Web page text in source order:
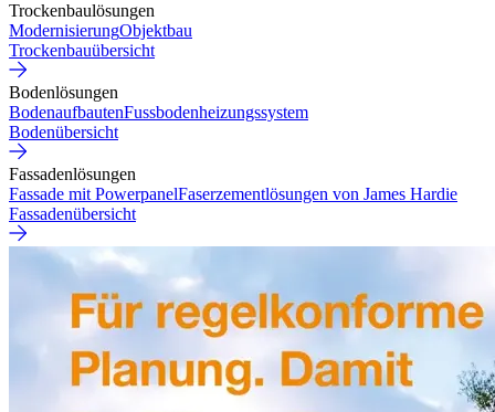
Trockenbaulösungen
ModernisierungObjektbau
Trockenbauübersicht
Bodenlösungen
BodenaufbautenFussbodenheizungssystem
Bodenübersicht
Fassadenlösungen
Fassade mit PowerpanelFaserzementlösungen von James Hardie
Fassadenübersicht